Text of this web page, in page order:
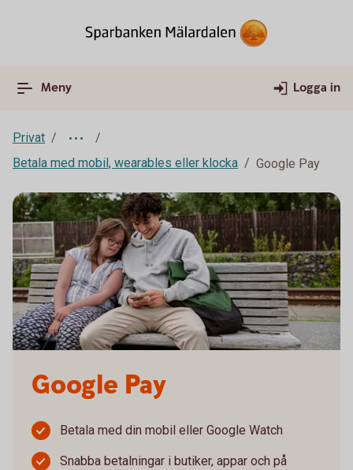
Meny Logga in
Privat
Betala med mobil, wearables eller klocka
Google Pay
Google Pay
Betala med din mobil eller Google Watch
Snabba betalningar i butiker, appar och på